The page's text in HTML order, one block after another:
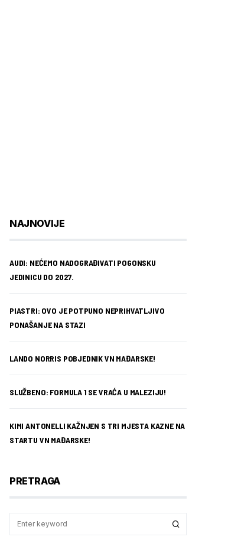
NAJNOVIJE
AUDI: NEĆEMO NADOGRAĐIVATI POGONSKU
JEDINICU DO 2027.
PIASTRI: OVO JE POTPUNO NEPRIHVATLJIVO
PONAŠANJE NA STAZI
LANDO NORRIS POBJEDNIK VN MAĐARSKE!
SLUŽBENO: FORMULA 1 SE VRAĆA U MALEZIJU!
KIMI ANTONELLI KAŽNJEN S TRI MJESTA KAZNE NA
STARTU VN MAĐARSKE!
PRETRAGA